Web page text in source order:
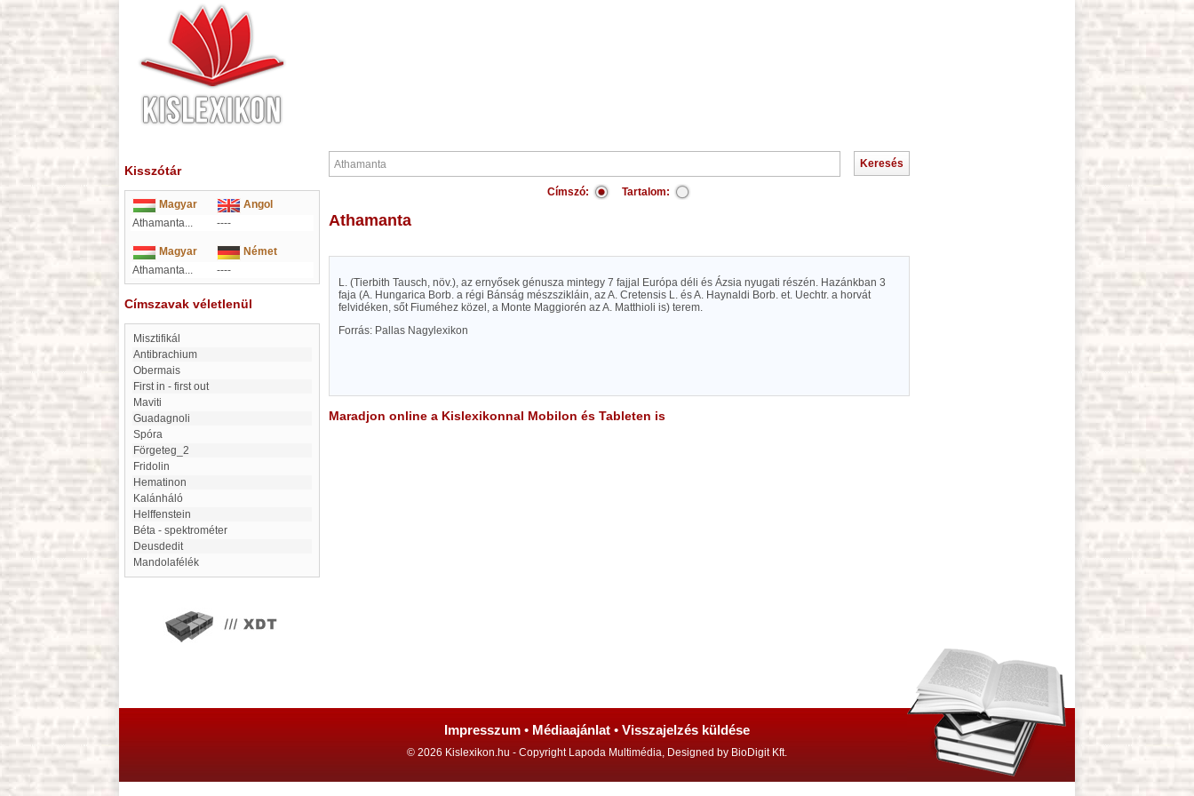
Kisszótár
Magyar
Angol
Athamanta...
----
Magyar
Német
Athamanta...
----
Címszavak véletlenül
Misztifikál
Antibrachium
Obermais
first in - first out
Maviti
Guadagnoli
Spóra
förgeteg_2
Fridolin
Hematinon
Kalánháló
Helffenstein
béta - spektrométer
Deusdedit
Mandolafélék
Címszó: Tartalom:
Athamanta
L. (Tierbith Tausch, növ.), az ernyősek génusza mintegy 7 fajjal Európa déli és Ázsia nyugati részén. Hazánkban 3
faja (A. Hungarica Borb. a régi Bánság mészszikláin, az A. Cretensis L. és A. Haynaldi Borb. et. Uechtr. a horvát
felvidéken, sőt Fiuméhez közel, a Monte Maggiorén az A. Matthioli is) terem.
Forrás: Pallas Nagylexikon
Maradjon online a Kislexikonnal Mobilon és Tableten is
Impresszum • Médiaajánlat • Visszajelzés küldése
© 2026 Kislexikon.hu - Copyright Lapoda Multimédia, Designed by BioDigit Kft.